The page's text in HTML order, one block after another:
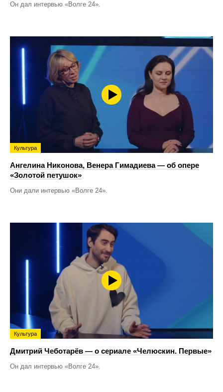
Он дал интервью «Волге 24».
Культура
Ангелина Никонова, Венера Гимадиева — об опере
«Золотой петушок»
Они дали интервью «Волге 24».
Культура
Дмитрий Чеботарёв — о сериале «Челюскин. Первые»
Он дал интервью «Волге 24».